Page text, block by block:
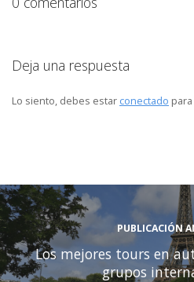
Deja una respuesta
Lo siento, debes estar conectado
PUBLICACIÓN
Los mejores tours en
grupos